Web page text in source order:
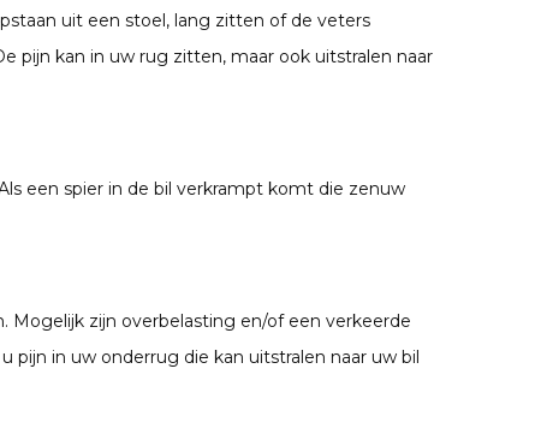
uit een stoel, lang zitten of de veters
pijn kan in uw rug zitten, maar ook uitstralen naar
een spier in de bil verkrampt komt die zenuw
zijn overbelasting en/of een verkeerde
pijn in uw onderrug die kan uitstralen naar uw bil